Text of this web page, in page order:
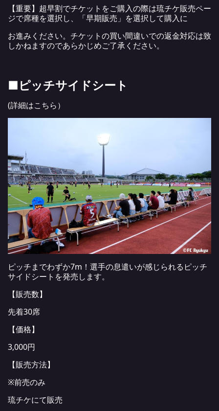
【重要】超早割でチケットをご購入の際は琉チケ販売ペー
ジで席種を選択し、「早期販売」を選択して購入に
お進みください。チケットの買い間違いでの返金対応は致
しかねますのであらかじめご了承ください。
■ピッチサイドシート
(詳細はこちら）
ピッチまでわずか7m！選手の息遣いが感じられるピッチ
サイドシートを発売します。
【販売数】
先着30席
【価格】
3,000円
【販売方法】
※前売のみ
琉チケにて販売